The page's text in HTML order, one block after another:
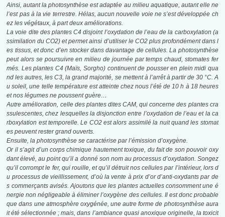
Ainsi, autant la photosynthèse est adaptée au milieu aquatique, autant elle ne
l’est pas à la vie terrestre. Hélas, aucun nouvelle voie ne s’est développée ch
ez les végétaux, àpart deux améliorations.
La voie dite des plantes C4 disjoint l’oxydation de l’eau de la carboxylation (a
ssimilationdu CO2) et permet ainsi d’utiliser le CO2 plus profondément dans l
es tissus, etdonc d’en stocker dans davantage de cellules. La photosynthèse
peut alors se poursuivreen milieu de journée par temps chaud, stomates fer
més. Les plantes C4 (Maïs, Sorgho) continuent de pousser en plein midi qua
nd les autres, les C3, la grand majorité, se mettent à l’arrêt à partir de 30 °C. A
u soleil, une telle température est atteinte chez nous l’été de 10 h à 18 heures
et nos légumes ne poussent guère…
Autre amélioration, celle des plantes dites CAM, qui concerne des plantes cra
ssulescentes, chez lesquelles la disjonction entre l’oxydation de l’eau et la ca
rboxylation est temporelle. Le CO2 est alors assimilé la nuit quand les stomat
es peuvent rester grand ouverts.
Ensuite, la photosynthèse se caractérise par l’émission d’oxygène.
Or il s’agit d’un corps chimique hautement toxique, du fait de son pouvoir oxy
dantélevé, au point qu’il a donné son nom au processus d’oxydation. Songez
qu’il corrompt le fer, qui rouille, et qu’il détruit nos cellules par l’intérieur, lors d
u processus de vieillissement, d’où la vente à prix d’or d’anti-oxydants par de
s commerçants avisés. Ajoutons que les plantes actuelles consomment une é
nergie non négligeable à éliminer l’oxygène des cellules. Il est donc probable
que dans une atmosphère oxygénée, une autre forme de photosynthèse aura
it été sélectionnée ; mais, dans l’ambiance quasi anoxique originelle, la toxicit